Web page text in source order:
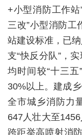
+小型消防工作站
三改”小型消防工
站建设标准，已
支“快反分队”，
均时间较“十三
30%以上。建成
全市城乡消防力
647人壮大至
跨距举高喷射消